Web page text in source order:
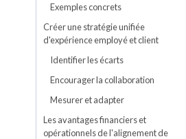
Exemples concrets
Créer une stratégie unifiée
d'expérience employé et client
Identifier les écarts
Encourager la collaboration
Mesurer et adapter
Les avantages financiers et
opérationnels de l'alignement de